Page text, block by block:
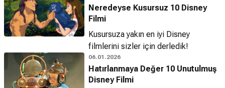
Neredeyse Kusursuz 10 Disney
Filmi
Kusursuza yakın en iyi Disney
filmlerini sizler için derledik!
06.01.2026
Hatırlanmaya Değer 10 Unutulmuş
Disney Filmi